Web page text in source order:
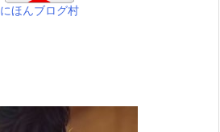
にほんブログ村